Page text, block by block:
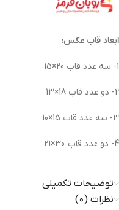
ابعاد قاب عکس:
1- سه عدد قاب 20×15
2- دو عدد قاب 18×13
3- سه عدد قاب 15×10
4- دو عدد قاب 30×21
توضیحات تکمیلی
نظرات (0)